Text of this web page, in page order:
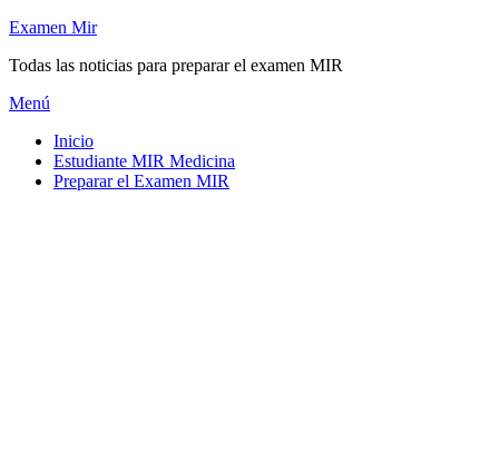
Saltar
contenido
Examen Mir
Todas las noticias para preparar el examen MIR
Menú
Inicio
Estudiante MIR Medicina
Preparar el Examen MIR